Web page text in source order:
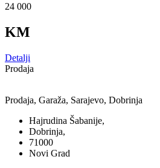
24 000
KM
Detalji
Prodaja
Prodaja, Garaža, Sarajevo, Dobrinja
Hajrudina Šabanije,
Dobrinja,
71000
Novi Grad